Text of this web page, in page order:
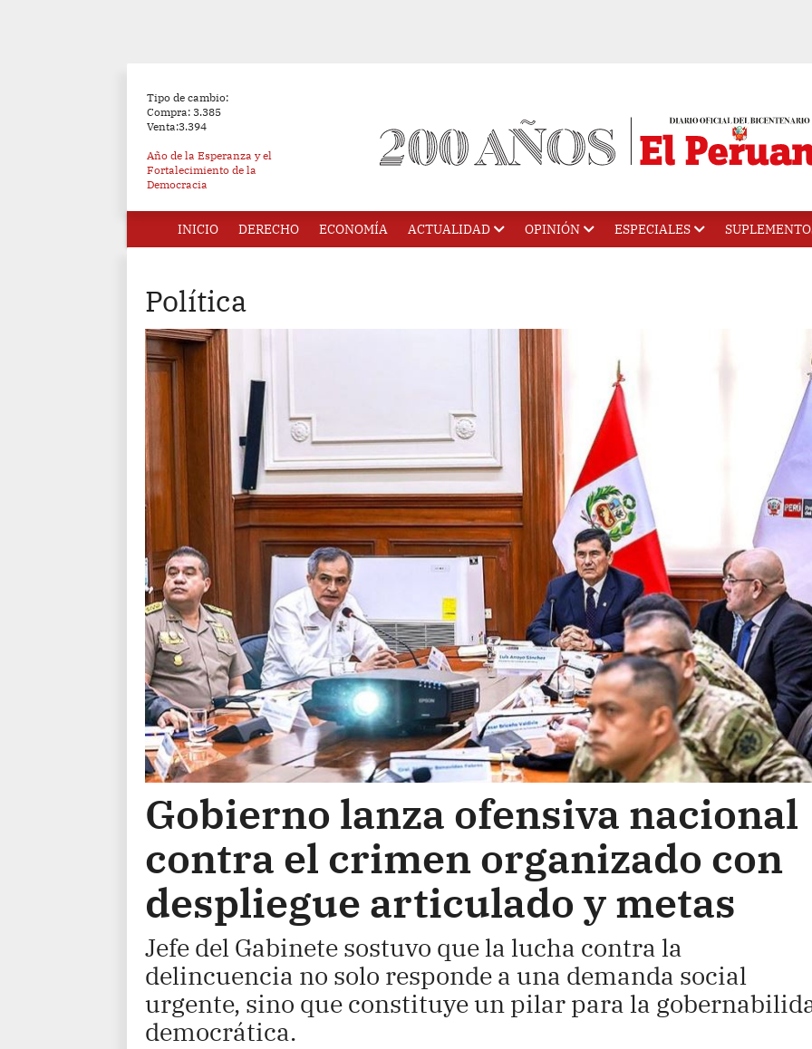
Tipo de cambio:
Compra: 3.385
Venta:3.394
Año de la Esperanza y el
Fortalecimiento de la
Democracia
INICIO DERECHO ECONOMÍA ACTUALIDAD OPINIÓN ESPECIALES
Política
Gobierno lanza ofensiva nacional
contra el crimen organizado con
despliegue articulado y metas
Jefe del Gabinete sostuvo que la lucha contra la
delincuencia no solo responde a una demanda social
urgente, sino que constituye un pilar para la
democrática.